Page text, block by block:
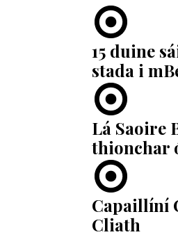
15 duine
stada i
Lá Saoire
thionchar
Capaillíní
Cliath